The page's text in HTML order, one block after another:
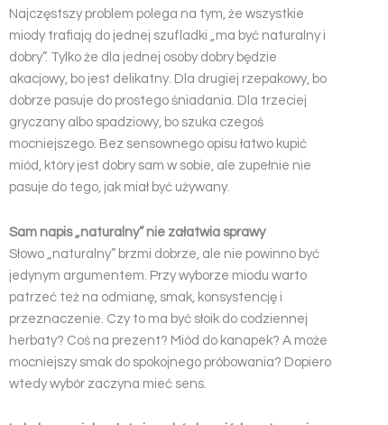
Najczęstszy problem polega na tym, że wszystkie
miody trafiają do jednej szufladki „ma być naturalny i
dobry”. Tylko że dla jednej osoby dobry będzie
akacjowy, bo jest delikatny. Dla drugiej rzepakowy, bo
dobrze pasuje do prostego śniadania. Dla trzeciej
gryczany albo spadziowy, bo szuka czegoś
mocniejszego. Bez sensownego opisu łatwo kupić
miód, który jest dobry sam w sobie, ale zupełnie nie
pasuje do tego, jak miał być używany.
Sam napis „naturalny” nie załatwia sprawy
Słowo „naturalny” brzmi dobrze, ale nie powinno być
jedynym argumentem. Przy wyborze miodu warto
patrzeć też na odmianę, smak, konsystencję i
przeznaczenie. Czy to ma być słoik do codziennej
herbaty? Coś na prezent? Miód do kanapek? A może
mocniejszy smak do spokojnego próbowania? Dopiero
wtedy wybór zaczyna mieć sens.